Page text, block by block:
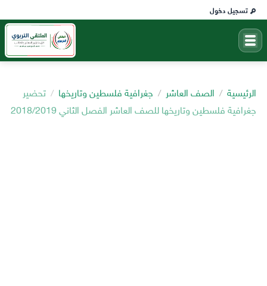
تسجيل دخول
الرئيسية الصف العاشر جغرافية فلسطين وتاريخها
تحضير
جغرافية فلسطين وتاريخها للصف العاشر الفصل الثاني 2018/2019